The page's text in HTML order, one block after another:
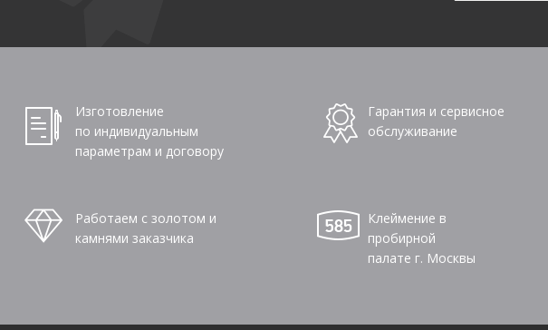
Изготовление
по индивидуальным
параметрам и договору
Гарантия и сервисное
обслуживание
Работаем с золотом и
камнями заказчика
Клеймение в
пробирной
палате г. Москвы